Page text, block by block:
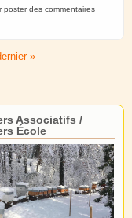
Vox. Octobre 2021.
poster des commentaires
»
Associatifs /
École